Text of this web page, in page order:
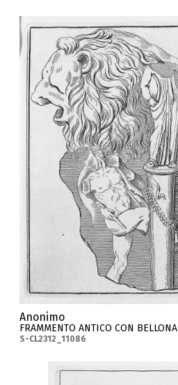
Anonimo
FRAMMENTO ANTICO CON BELLONA
S-CL2312_11086